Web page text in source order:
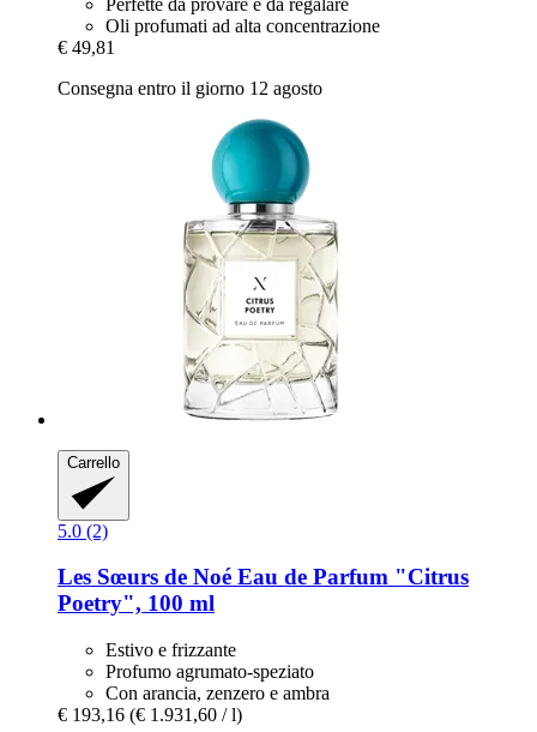
Perfette da provare e da regalare
Oli profumati ad alta concentrazione
€ 49,81
Consegna entro il giorno 12 agosto
Carrello
5.0 (2)
Les Sœurs de Noé Eau de Parfum "Citrus
Poetry", 100 ml
Estivo e frizzante
Profumo agrumato-speziato
Con arancia, zenzero e ambra
€ 193,16 (€ 1.931,60 / l)